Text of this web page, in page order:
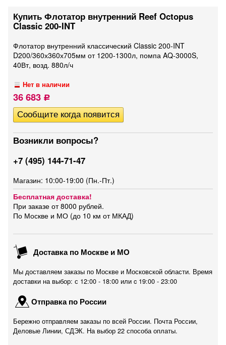
Купить Флотатор внутренний Reef Octopus
Classic 200-INT
Флотатор внутренний классический Classic 200-INT
D200/360х360х705мм от 1200-1300л, помпа AQ-3000S,
40Вт, возд. 880л/ч
Нет в наличии
36 683 Р
Возникли вопросы?
+7 (495) 144-71-47
Магазин: 10:00-19:00 (Пн.-Пт.)
Бесплатная доставка!
При заказе от 8000 рублей.
По Москве и МО (до 10 км от МКАД)
Доставка по Москве и МО
Мы доставляем заказы по Москве и Московской области. Время
доставки на выбор: с 12:00 - 18:00 или c 19:00 - 23:00
Отправка по России
Бережно отправляем заказы по всей России. Почта России,
Деловые Линии, СДЭК. На выбор 22 способа оплаты.